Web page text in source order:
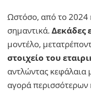
Ωστόσο, από το 2024
σημαντικά.Δεκάδες
μοντέλο,
στοιχείο του
αντλώντας κεφάλαια
αγορά